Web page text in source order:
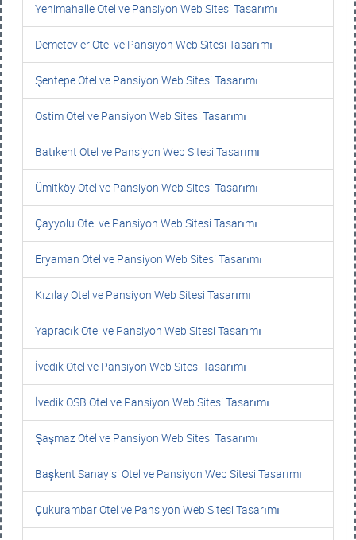
Yenimahalle Otel ve Pansiyon Web Sitesi Tasarımı
Demetevler Otel ve Pansiyon Web Sitesi Tasarımı
Şentepe Otel ve Pansiyon Web Sitesi Tasarımı
Ostim Otel ve Pansiyon Web Sitesi Tasarımı
Batıkent Otel ve Pansiyon Web Sitesi Tasarımı
Ümitköy Otel ve Pansiyon Web Sitesi Tasarımı
Çayyolu Otel ve Pansiyon Web Sitesi Tasarımı
Eryaman Otel ve Pansiyon Web Sitesi Tasarımı
Kızılay Otel ve Pansiyon Web Sitesi Tasarımı
Yapracık Otel ve Pansiyon Web Sitesi Tasarımı
İvedik Otel ve Pansiyon Web Sitesi Tasarımı
İvedik OSB Otel ve Pansiyon Web Sitesi Tasarımı
Şaşmaz Otel ve Pansiyon Web Sitesi Tasarımı
Başkent Sanayisi Otel ve Pansiyon Web Sitesi Tasarımı
Çukurambar Otel ve Pansiyon Web Sitesi Tasarımı